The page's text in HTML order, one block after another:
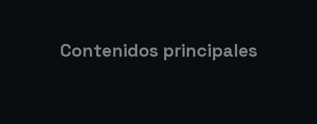
Contenidos principales